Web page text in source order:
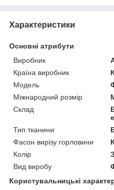
Характеристики
Основні атрибути
Виробник
Країна виробник
Модель
Міжнародний розмір
Склад
Тип тканини
Фасон вирізу горловини
Колір
Вид виробу
Користувальницькі